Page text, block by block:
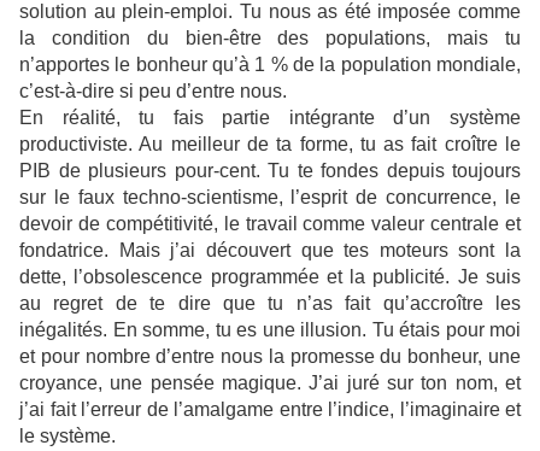
solution au plein-emploi. Tu nous as été imposée comme
la condition du bien-être des populations, mais tu
n’apportes le bonheur qu’à 1 % de la population mondiale,
c’est-à-dire si peu d’entre nous.
En réalité, tu fais partie intégrante d’un système
productiviste. Au meilleur de ta forme, tu as fait croître le
PIB de plusieurs pour-cent. Tu te fondes depuis toujours
sur le faux techno-scientisme, l’esprit de concurrence, le
devoir de compétitivité, le travail comme valeur centrale et
fondatrice. Mais j’ai découvert que tes moteurs sont la
dette, l’obsolescence programmée et la publicité. Je suis
au regret de te dire que tu n’as fait qu’accroître les
inégalités. En somme, tu es une illusion. Tu étais pour moi
et pour nombre d’entre nous la promesse du bonheur, une
croyance, une pensée magique. J’ai juré sur ton nom, et
j’ai fait l’erreur de l’amalgame entre l’indice, l’imaginaire et
le système.